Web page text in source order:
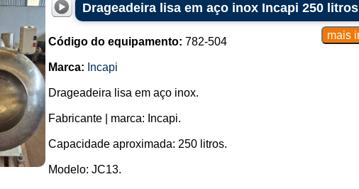
Drageadeira lisa em aço inox Incapi 250 litros
Código do equipamento: 782-504
Marca: Incapi
Drageadeira lisa em aço inox.
Fabricante | marca: Incapi.
Capacidade aproximada: 250 litros.
Modelo: JC13.